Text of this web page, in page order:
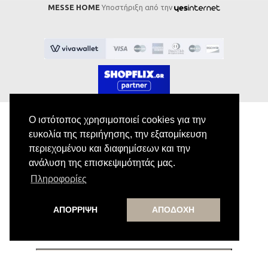
Ο ιστότοπος χρησιμοποιεί cookies για την
ευκολία της περιήγησης, την εξατομίκευση
περιεχομένου και διαφημίσεων και την
ανάλυση της επισκεψιμότητάς μας.
Πληροφορίες
ΑΠΟΡΡΙΨΗ ΑΠΟΔΟΧΗ
MESSE HOME Υποστήριξη από την
Εγγραφή στο Newsletter
Κάνε εγγραφή στο newsletter μας για να